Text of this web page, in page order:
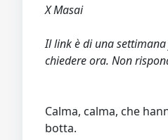
X Masai
Il link è di una
chiedere ora. Non
Calma, calma, che
botta.